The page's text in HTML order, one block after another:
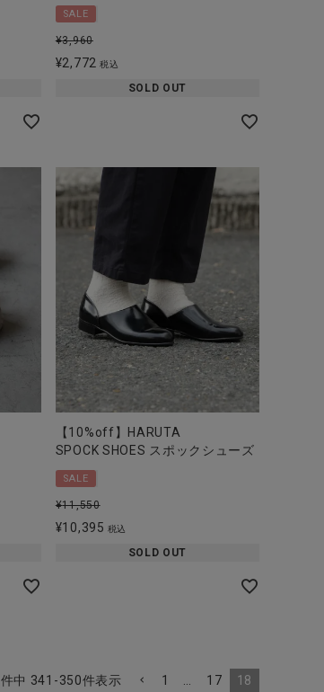
SALE
¥3,960
¥2,772 税込
SOLD OUT
【10%off】HARUTA
SPOCK SHOES スポックシューズ
SALE
¥11,550
¥10,395 税込
SOLD OUT
件中 341 -350件表示 1 17 18